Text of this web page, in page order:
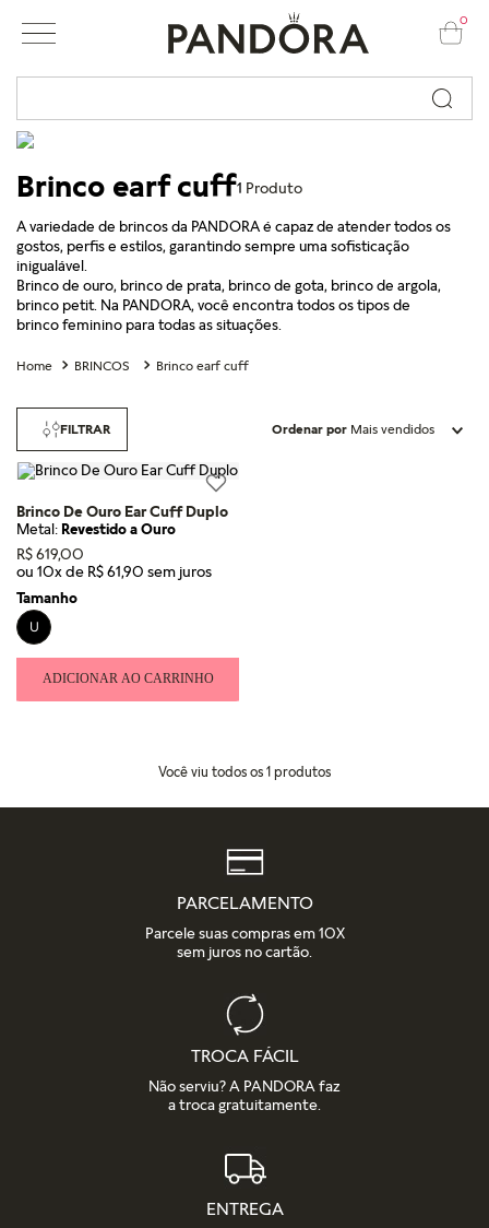
0
Busque por nome ou código...
Brinco earf cuff1 Produto
A variedade de brincos da PANDORA é capaz de atender todos os
gostos, perfis e estilos, garantindo sempre uma sofisticação
inigualável.
Brinco de ouro, brinco de prata, brinco de gota, brinco de argola,
brinco petit. Na PANDORA, você encontra todos os tipos de
brinco feminino para todas as situações.
BRINCOS Brinco earf cuff
FILTRAR Ordenar por Mais vendidos
Brinco De Ouro Ear Cuff Duplo
Metal:Revestido a Ouro
R$619,00
ou 10x de R$61,90
Tamanho
U
ADICIONAR AO CARRINHO
Você viu todos os 1 produtos
PARCELAMENTO
Parcele suas compras em 10X
sem juros no cartão.
TROCA FÁCIL
Não serviu? A PANDORA faz
a troca gratuitamente.
ENTREGA